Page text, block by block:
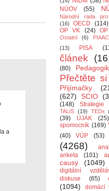
a
NÚOV (55)
Národní rada
(16)
OECD (114)
OP VK
(24)
Ostatní (6) PIAAC
(13)
PISA
článek
(80)
Přečtěte si
Přijímačky
(627)
SCIO
(148)
Strategie
TALIS (19) TEDx
(39)
UJAK (25)
spomocník (169)
(40)
VÚP (53)
(4268)
anketa
(101)
causy (1049)
digitální
diskuse
(65)
(1094)
domácí